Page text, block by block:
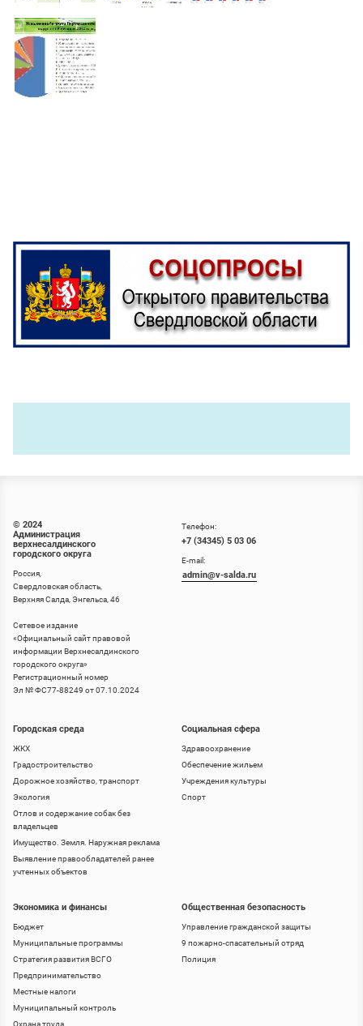
© 2024
Администрация
верхнесалдинского
городского округа
Россия,
Свердловская область,
Верхняя Салда, Энгельса, 46
Сетевое издание
«Официальный сайт правовой
информации Верхнесалдинского
городского округа»
Регистрационный номер
Эл № ФС77-88249 от 07.10.2024
Городская среда
ЖКХ
Градостроительство
Дорожное хозяйство, транспорт
Экология
Отлов и содержание собак без
владельцев
Имущество. Земля. Наружная реклама
Выявление правообладателей ранее
учтенных объектов
Социальная сфера
Здравоохранение
Обеспечение жильем
Учреждения культуры
Спорт
Телефон:
+7 (34345) 5 03 06
E-mail:
admin@v-salda.ru
Экономика и финансы
Бюджет
Муниципальные программы
Стратегия развития ВСГО
Предпринимательство
Местные налоги
Муниципальный контроль
Охрана труда
Общественная безопасность
Управление гражданской защиты
9 пожарно-спасательный отряд
Полиция